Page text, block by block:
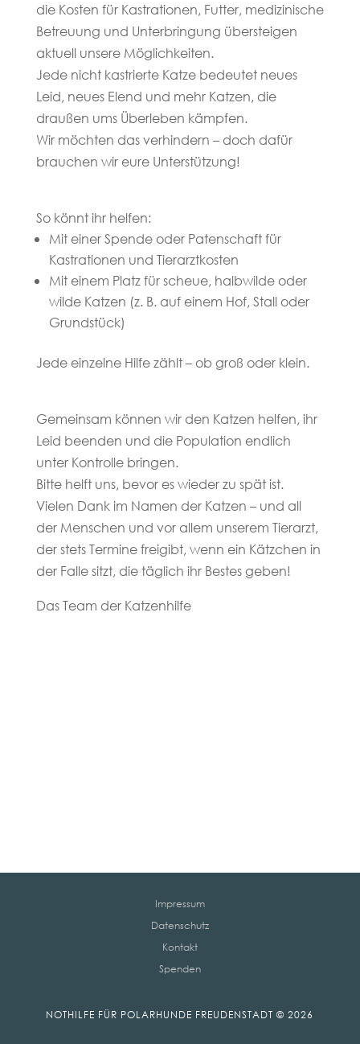
die Kosten für Kastrationen, Futter, medizinische
Betreuung und Unterbringung übersteigen
aktuell unsere Möglichkeiten.
Jede nicht kastrierte Katze bedeutet neues
Leid, neues Elend und mehr Katzen, die
draußen ums Überleben kämpfen.
Wir möchten das verhindern – doch dafür
brauchen wir eure Unterstützung!
So könnt ihr helfen:
Mit einer Spende oder Patenschaft für
Kastrationen und Tierarztkosten
Mit einem Platz für scheue, halbwilde oder
wilde Katzen (z. B. auf einem Hof, Stall oder
Grundstück)
Jede einzelne Hilfe zählt – ob groß oder klein.
Gemeinsam können wir den Katzen helfen, ihr
Leid beenden und die Population endlich
unter Kontrolle bringen.
Bitte helft uns, bevor es wieder zu spät ist.
Vielen Dank im Namen der Katzen – und all
der Menschen und vor allem unserem Tierarzt,
der stets Termine freigibt, wenn ein Kätzchen in
der Falle sitzt, die täglich ihr Bestes geben!
Das Team der Katzenhilfe
Impressum
Datenschutz
Kontakt
Spenden
NOTHILFE FÜR POLARHUNDE FREUDENSTADT © 2026